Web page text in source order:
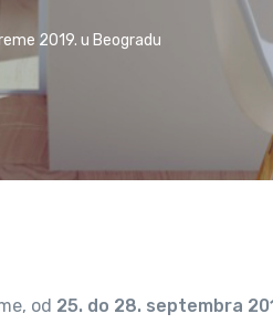
2019. u Beogradu
od 25. do 28. septembra